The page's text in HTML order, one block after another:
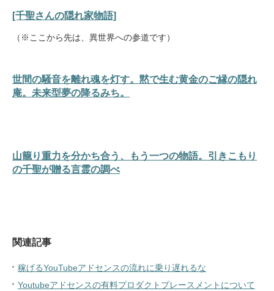
[千聖さんの隠れ家物語]
（※ここから先は、異世界への参道です）
世間の騒音を離れ魂を灯す。黙で生む黄金のご縁の隠れ
庵。未来型夢の降るみち。
山籠り重力を分かち合う、もう一つの物語。引きこもり
の千聖が贈る言霊の調べ
関連記事
稼げるYouTubeアドセンスの流れに乗り遅れるな
Youtubeアドセンスの有料プロダクトプレースメントについて